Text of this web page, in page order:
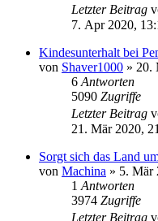
Letzter Beitrag
7. Apr 2020,
Kindesunterhalt bei
von Shaver1000 » 20.
6 Antworten
5090 Zugriffe
Letzter Beitrag
21. Mär 2020,
Sorgt sich das Land
von Machina » 5. Mär
1 Antworten
3974 Zugriffe
Letzter Beitrag